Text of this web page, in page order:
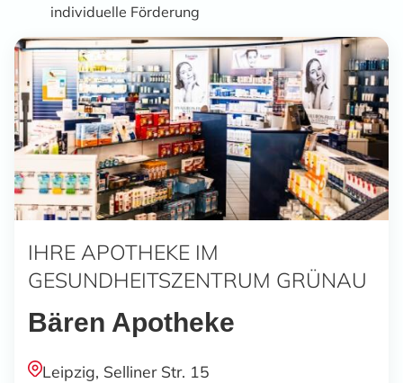
individuelle Förderung
IHRE APOTHEKE IM
GESUNDHEITS­ZENTRUM GRÜNAU
Bären Apotheke
Leipzig, Selliner Str. 15